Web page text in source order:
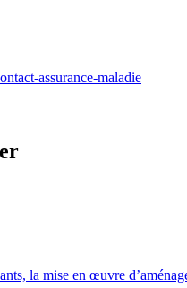
assurance-maladie
la mise en œuvre